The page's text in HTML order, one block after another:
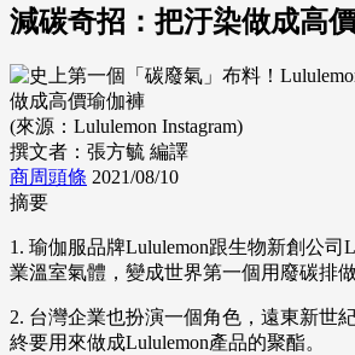
減碳奇招：把汙染做成高
(來源：Lululemon Instagram)
撰文者：張方毓 編譯
商周頭條 2021/08/10
摘要
1. 瑜伽服品牌Lululemon跟生物新創公司
業溫室氣體，變成世界第一個用廢碳排做
2. 台灣企業也扮演一個角色，遠東新世
終要用來做成Lululemon產品的聚酯。